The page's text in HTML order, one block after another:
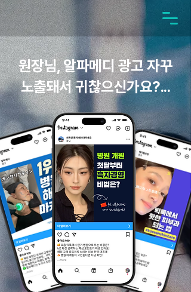
원장님,알파메디 광고자꾸
노출돼서 귀찮으신가요?...